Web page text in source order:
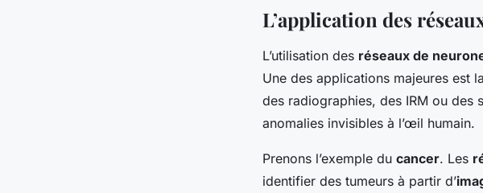
L’application des
L’utilisation des réseaux de
Une des applications majeures est la
des radiographies, des IRM ou des
anomalies invisibles à l’œil humain.
Prenons l’exemple du cancer. Les
identifier des tumeurs à partir d’